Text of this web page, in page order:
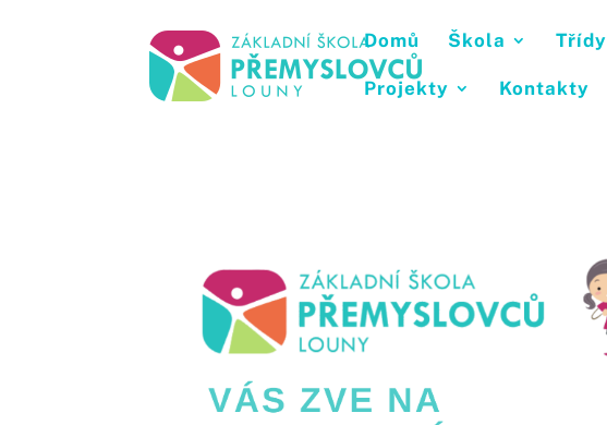
Domů Škola Třídy
Projekty Kontakty